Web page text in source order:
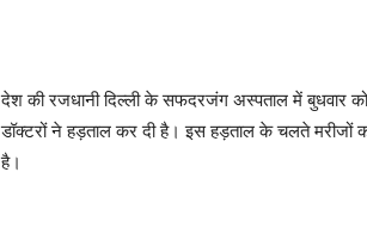
देश की रजधानी दिल्ली के सफदरजंग अस्पताल में बुधवार को
डॉक्टरों ने हड़ताल कर दी है। इस हड़ताल के चलते मरीजों
है।